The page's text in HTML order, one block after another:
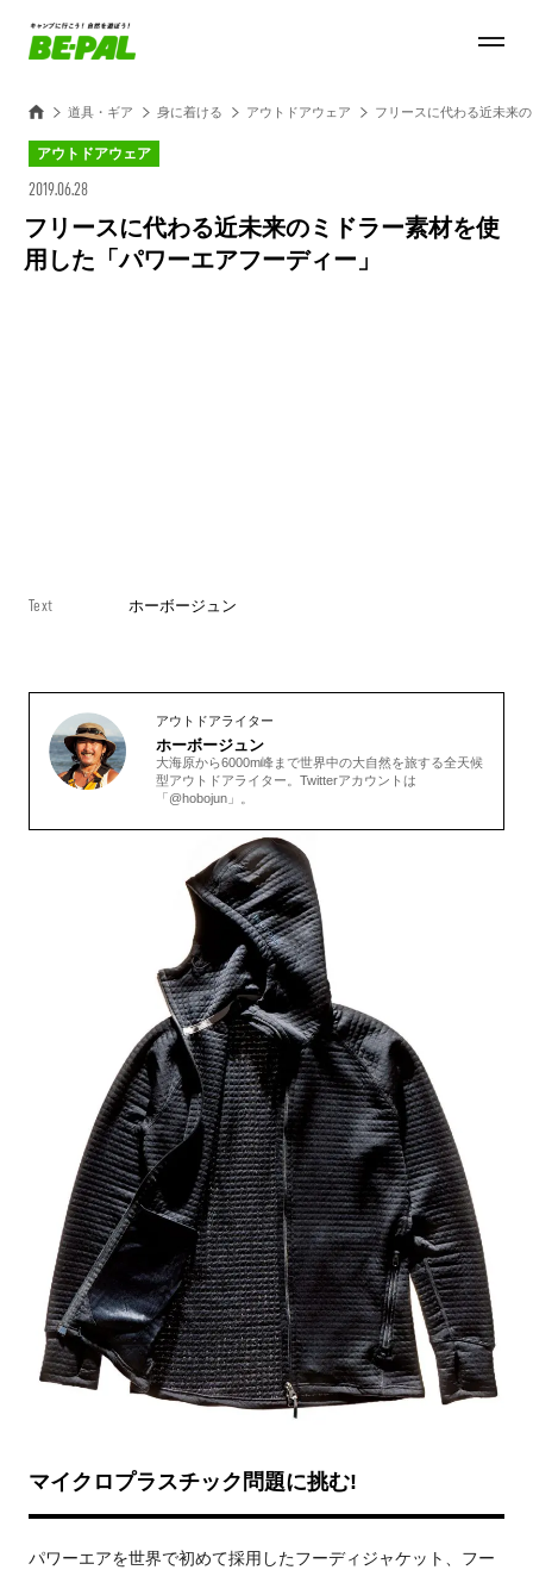
道具・ギア 身に着ける アウトドアウェア フリースに代わる近未来
アウトドアウェア
2019.06.28
フリースに代わる近未来のミドラー素材を使
用した「パワーエアフーディー」
Text ホーボージュン
アウトドアライター
ホーボージュン
大海原から6000m峰まで世界中の大自然を旅する全天候
型アウトドアライター。Twitterアカウントは
「@hobojun」。
マイクロプラスチック問題に挑む!
パワーエアを世界で初めて採用したフーディジャケット、フー